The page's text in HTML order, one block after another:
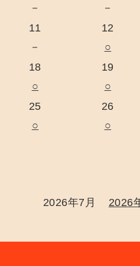
－
－
11
－
12
○
18
○
19
○
25
○
26
○
2026年7月 2026